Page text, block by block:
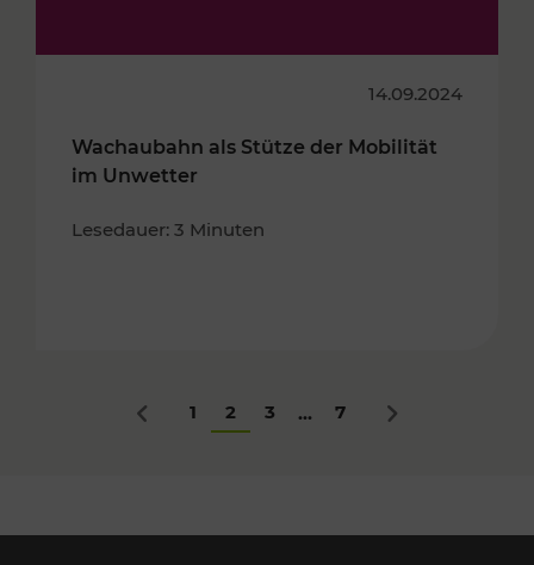
14.09.2024
Wachaubahn als Stütze der Mobilität
im Unwetter
Lesedauer: 3 Minuten
Zurück
1 2 3 ... 7 Nächstes